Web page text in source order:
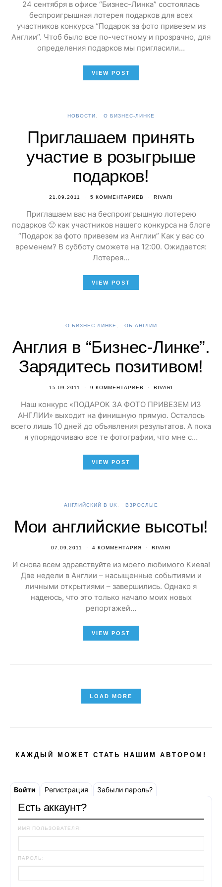
24 сентября в офисе “Бизнес-Линка” состоялась
беспроигрышная лотерея подарков для всех
участников конкурса “Подарок за фото привезем из
Англии”. Чтоб было все по-честному и прозрачно, для
определения подарков мы пригласили…
VIEW POST
НОВОСТИ О БИЗНЕС-ЛИНКЕ
Приглашаем принять
участие в розыгрыше
подарков!
21.09.2011 5 КОММЕНТАРИЕВ RIVARI
Приглашаем вас на беспроигрышную лотерею
подарков 🙂 как участников нашего конкурса на блоге
“Подарок за фото привезем из Англии” Как у вас со
временем? В субботу сможете на 12:00. Ожидается:
Лотерея…
VIEW POST
О БИЗНЕС-ЛИНКЕ ОБ АНГЛИИ
Англия в “Бизнес-Линке”.
Зарядитесь позитивом!
15.09.2011 9 КОММЕНТАРИЕВ RIVARI
Наш конкурс «ПОДАРОК ЗА ФОТО ПРИВЕЗЕМ ИЗ
АНГЛИИ» выходит на финишную прямую. Осталось
всего лишь 10 дней до объявления результатов. А пока
я упорядочиваю все те фотографии, что мне с…
VIEW POST
АНГЛИЙСКИЙ В UK ВЗРОСЛЫЕ
Мои английские высоты!
07.09.2011 4 КОММЕНТАРИЯ RIVARI
И снова всем здравствуйте из моего любимого Киева!
Две недели в Англии – насыщенные событиями и
личными открытиями – завершились. Однако я
надеюсь, что это только начало моих новых
репортажей…
VIEW POST
LOAD MORE
КАЖДЫЙ МОЖЕТ СТАТЬ НАШИМ АВТОРОМ!
Войти Регистрация Забыли пароль?
Есть аккаунт?
ИМЯ ПОЛЬЗОВАТЕЛЯ:
ПАРОЛЬ: